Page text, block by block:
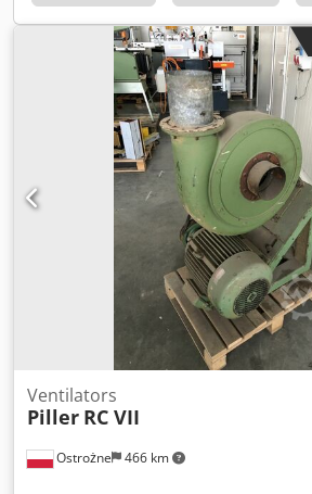
Ostrożne 466 km
Ventilators
Piller RC VII